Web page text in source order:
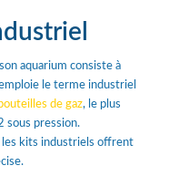
aquarium consiste à
le terme industriel
de gaz, le plus
sous pression.
les kits industriels offrent